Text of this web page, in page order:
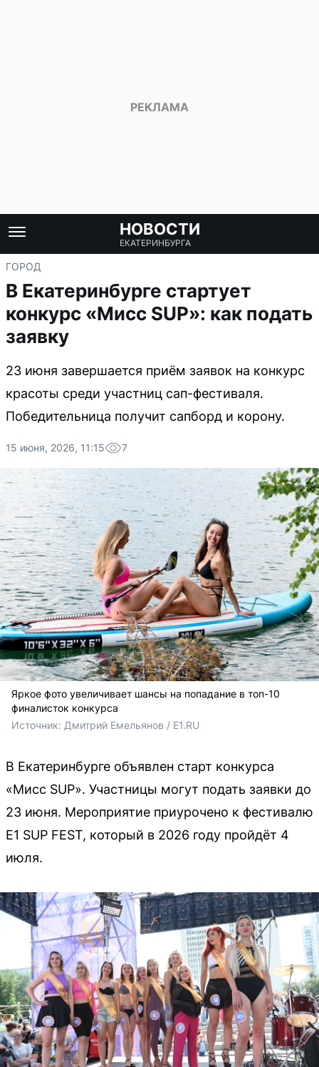
НОВОСТИ
ЕКАТЕРИНБУРГА
ГОРОД
В Екатеринбурге стартует
конкурс «Мисс SUP»: как подать
заявку
23 июня завершается приём заявок на конкурс
красоты среди участниц сап-фестиваля.
Победительница получит сапборд и корону.
15 июня, 2026, 11:15 7
Яркое фото увеличивает шансы на попадание в топ-10
финалисток конкурса
Источник: Дмитрий Емельянов / E1.RU
В Екатеринбурге объявлен старт конкурса
«Мисс SUP». Участницы могут подать заявки до
23 июня. Мероприятие приурочено к фестивалю
E1 SUP FEST, который в 2026 году пройдёт 4
июля.